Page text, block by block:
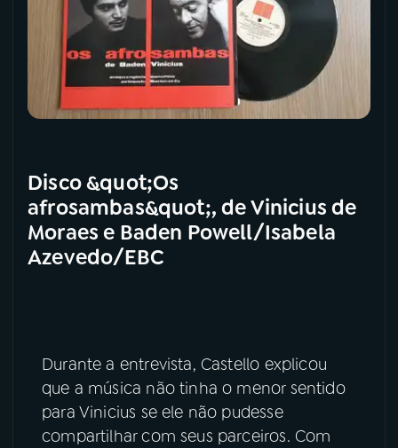
Disco &quot;Os
afrosambas&quot;, de Vinicius de
Moraes e Baden Powell/Isabela
Azevedo/EBC
Durante a entrevista, Castello explicou
que a música não tinha o menor sentido
para Vinicius se ele não pudesse
compartilhar com seus parceiros. Com